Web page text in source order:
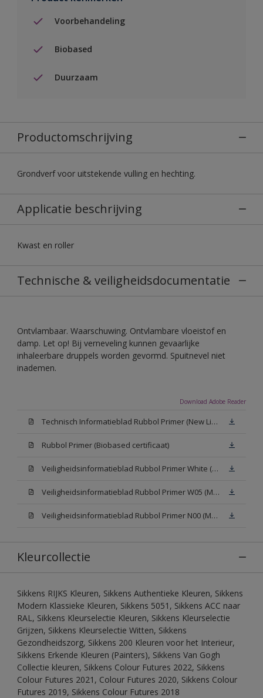
Voorbehandeling
Biobased
Duurzaam
Productomschrijving
Grondverf voor uitstekende vulling en hechting.
Applicatie beschrijving
Kwast en roller
Technische & veiligheidsdocumentatie
Ontvlambaar. Waarschuwing. Ontvlambare vloeistof en
damp. Let op! Bij verneveling kunnen gevaarlijke
inhaleerbare druppels worden gevormd. Spuitnevel niet
inademen.
Download Adobe Reader
Technisch Informatieblad Rubbol Primer (New Livery) (PDF)
Rubbol Primer (Biobased certificaat)
Veiligheidsinformatieblad Rubbol Primer White (MSDS)
Veiligheidsinformatieblad Rubbol Primer W05 (MSDS)
Veiligheidsinformatieblad Rubbol Primer N00 (MSDS)
Kleurcollectie
Sikkens RIJKS Kleuren, Sikkens Authentieke Kleuren, Sikkens
Modern Klassieke Kleuren, Sikkens 5051, Sikkens ACC naar
RAL, Sikkens Kleurselectie Kleuren, Sikkens Kleurselectie
Grijzen, Sikkens Kleurselectie Witten, Sikkens
Gezondheidszorg, Sikkens 200 Kleuren voor het Interieur,
Sikkens Erkende Kleuren (Painters), Sikkens Van Gogh
Collectie kleuren, Sikkens Colour Futures 2022, Sikkens
Colour Futures 2021, Colour Futures 2020, Sikkens Colour
Futures 2019, Sikkens Colour Futures 2018